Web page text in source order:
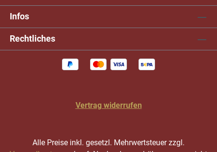
Infos
Rechtliches
Vertrag widerrufen
Alle Preise inkl. gesetzl. Mehrwertsteuer zzgl.